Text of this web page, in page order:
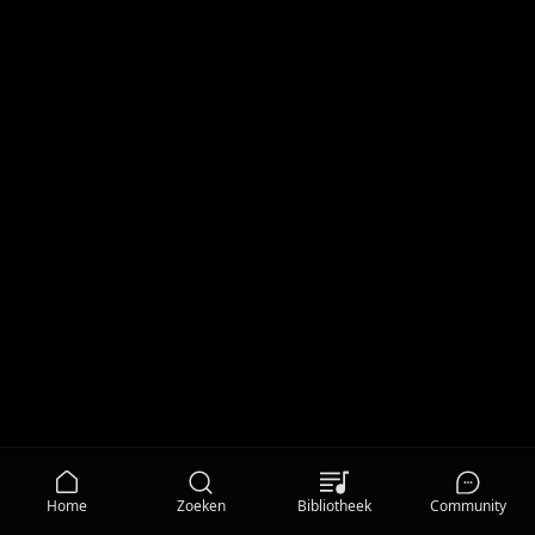
Home Zoeken Bibliotheek Community